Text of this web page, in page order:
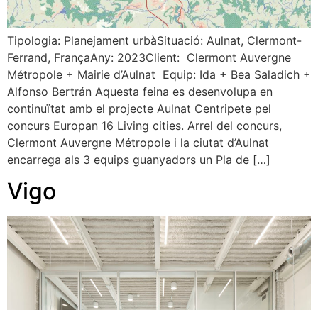
Tipologia: Planejament urbàSituació: Aulnat, Clermont-
Ferrand, FrançaAny: 2023Client: Clermont Auvergne
Métropole + Mairie d’Aulnat Equip: Ida + Bea Saladich +
Alfonso Bertrán Aquesta feina es desenvolupa en
continuïtat amb el projecte Aulnat Centripete pel
concurs Europan 16 Living cities. Arrel del concurs,
Clermont Auvergne Métropole i la ciutat d’Aulnat
encarrega als 3 equips guanyadors un Pla de […]
Vigo